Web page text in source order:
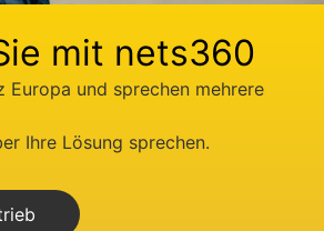
mit nets360
Europa und sprechen mehrere
Ihre Lösung sprechen.